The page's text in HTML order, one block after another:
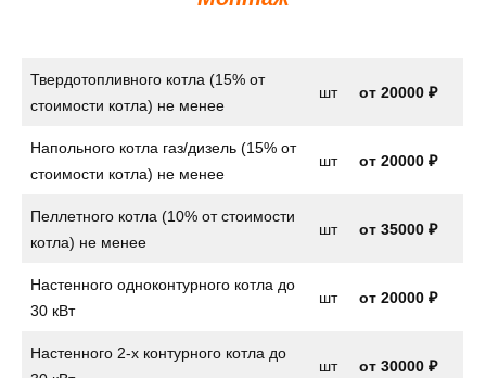
Твердотопливного котла (15% от
стоимости котла) не менее
шт от 20000 ₽
Напольного котла газ/дизель (15% от
стоимости котла) не менее
шт от 20000 ₽
Пеллетного котла (10% от стоимости
котла) не менее
шт от 35000 ₽
Настенного одноконтурного котла до
30 кВт
шт от 20000 ₽
Настенного 2-х контурного котла до
шт от 30000 ₽